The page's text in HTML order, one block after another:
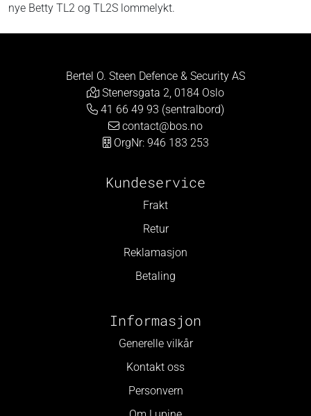
nye Betty TL2 og TL2S lommelykt.
Bertel O. Steen Defence & Security AS
Stenersgata 2, 0184 Oslo
41 66 49 93 (sentralbord)
contact@bos.no
OrgNr: 946 183 253
Kundeservice
Frakt
Retur
Reklamasjon
Betaling
Informasjon
Generelle vilkår
Kontakt oss
Personvern